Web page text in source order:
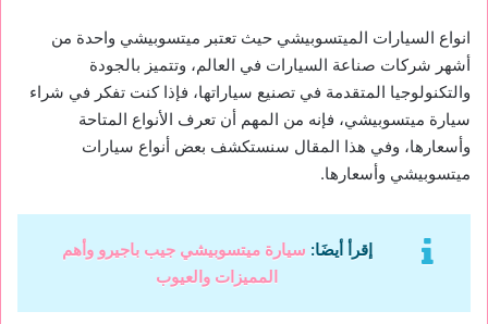
انواع السيارات الميتسوبيشي حيث تعتبر ميتسوبيشي واحدة من
أشهر شركات صناعة السيارات في العالم، وتتميز بالجودة
والتكنولوجيا المتقدمة في تصنيع سياراتها، فإذا كنت تفكر في شراء
سيارة ميتسوبيشي، فإنه من المهم أن تعرف الأنواع المتاحة
وأسعارها، وفي هذا المقال سنستكشف بعض أنواع سيارات
ميتسوبيشي وأسعارها.
إقرأ أيضَا: سيارة ميتسوبيشي جيب باجيرو وأهم
المميزات والعيوب